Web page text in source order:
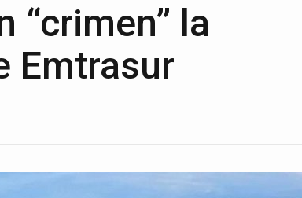
“crimen” la
Emtrasur